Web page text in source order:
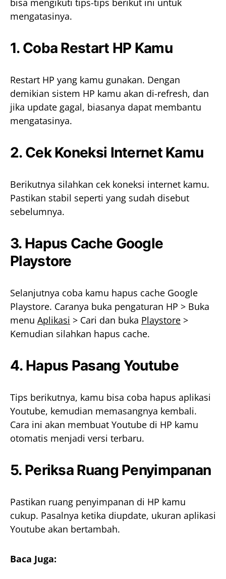
mengatasinya.
1. Coba Restart HP Kamu
Restart HP yang kamu gunakan. Dengan
demikian sistem HP kamu akan di-refresh, dan
jika update gagal, biasanya dapat membantu
mengatasinya.
2. Cek Koneksi Internet Kamu
Berikutnya silahkan cek koneksi internet kamu.
Pastikan stabil seperti yang sudah disebut
sebelumnya.
3. Hapus Cache Google
Playstore
Selanjutnya coba kamu hapus cache Google
Playstore. Caranya buka pengaturan HP > Buka
menu Aplikasi > Cari dan buka Playstore >
Kemudian silahkan hapus cache.
4. Hapus Pasang Youtube
Tips berikutnya, kamu bisa coba hapus aplikasi
Youtube, kemudian memasangnya kembali.
Cara ini akan membuat Youtube di HP kamu
otomatis menjadi versi terbaru.
5. Periksa Ruang Penyimpanan
Pastikan ruang penyimpanan di HP kamu
cukup. Pasalnya ketika diupdate, ukuran aplikasi
Youtube akan bertambah.
Baca Juga: